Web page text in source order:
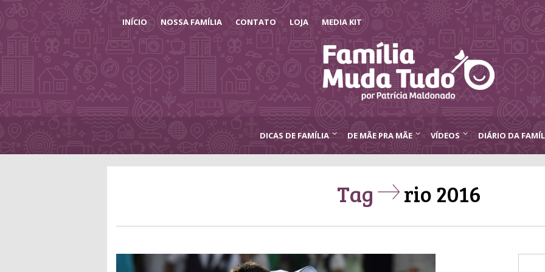
INÍCIO NOSSA FAMÍLIA CONTATO LOJA MEDIA KIT
DICAS DE FAMÍLIA DE MÃE PRA MÃE VÍDEOS DIÁRIO DA
Tag rio 2016